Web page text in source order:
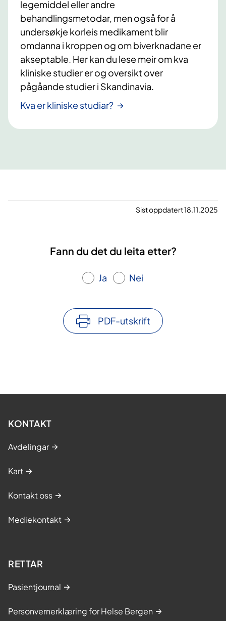
E
k
e
r
t
p
a
legemiddel eller andre
behandlingsmetodar, men også for å
undersøkje korleis medikament blir
omdanna i kroppen og om biverknadane er
akseptable. Her kan du lese meir om kva
kliniske studier er og oversikt over
pågåande studier i Skandinavia.
Kva er kliniske studiar?
Sist oppdatert 18.11.2025
Fann du det du leita etter?
Ja Nei
PDF-utskrift
KONTAKT
Avdelingar
Kart
Kontakt oss
Mediekontakt
RETTAR
Pasientjournal
Personvernerklæring for Helse Bergen